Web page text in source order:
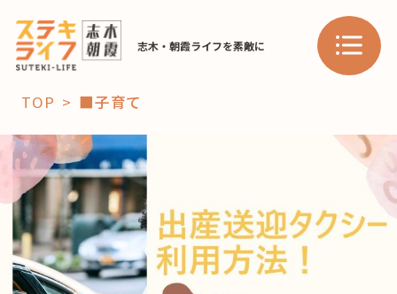
志木・朝霞ライフを素敵に
「コト」
子育て
おすすめ
スポット 学び・教育
TOP ■子育て